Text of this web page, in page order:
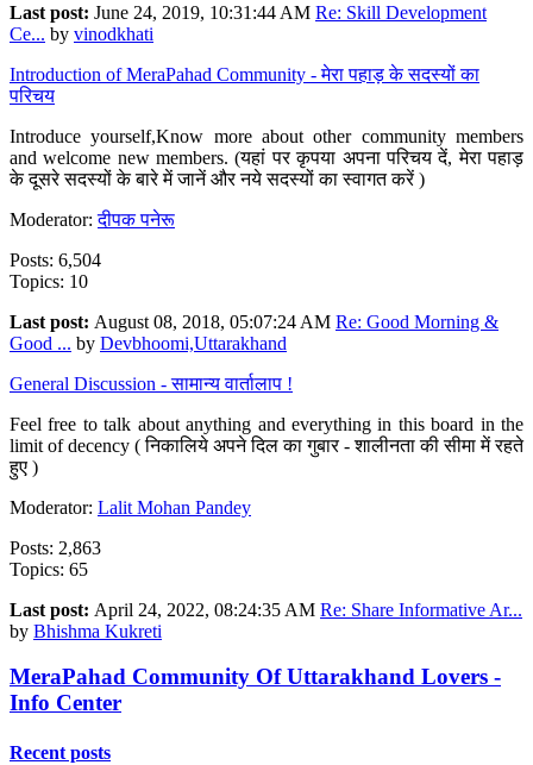
Last post: June 24, 2019, 10:31:44 AM Re: Skill Development
Ce... by vinodkhati
Introduction of MeraPahad Community - मेरा पहाड़ के सदस्यों का
परिचय
Introduce yourself,Know more about other community members
and welcome new members. (यहां पर कृपया अपना परिचय दें, मेरा पहाड़
के दूसरे सदस्यों के बारे में जानें और नये सदस्यों का स्वागत करें )
Moderator:दीपक पनेरू
Posts: 6,504
Topics: 10
Last post: August 08, 2018, 05:07:24 AM Re: Good Morning &
Good ... by Devbhoomi,Uttarakhand
General Discussion - सामान्य वार्तालाप !
Feel free to talk about anything and everything in this board in the
limit of decency ( निकालिये अपने दिल का गुबार - शालीनता की सीमा में रहते
हुए )
Moderator: Lalit Mohan Pandey
Posts: 2,863
Topics: 65
Last post: April 24, 2022, 08:24:35 AM Re: Share Informative Ar...
by Bhishma Kukreti
MeraPahad Community Of Uttarakhand Lovers -
Info Center
Recent posts